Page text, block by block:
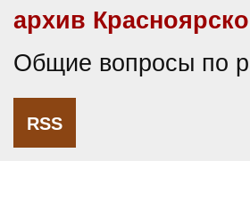
архив
Общие вопросы по
RSS